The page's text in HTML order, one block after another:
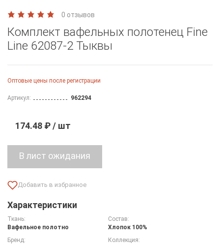
0 отзывов
Комплект вафельных полотенец Fine
Line 62087-2 Тыквы
Оптовые цены после регистрации
Артикул: 962294
174.48 ₽ / шт
Характеристики
Ткань:
Вафельное полотно
Состав:
Хлопок 100%
Бренд:
Коллекция: